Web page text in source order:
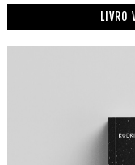
LIVRO